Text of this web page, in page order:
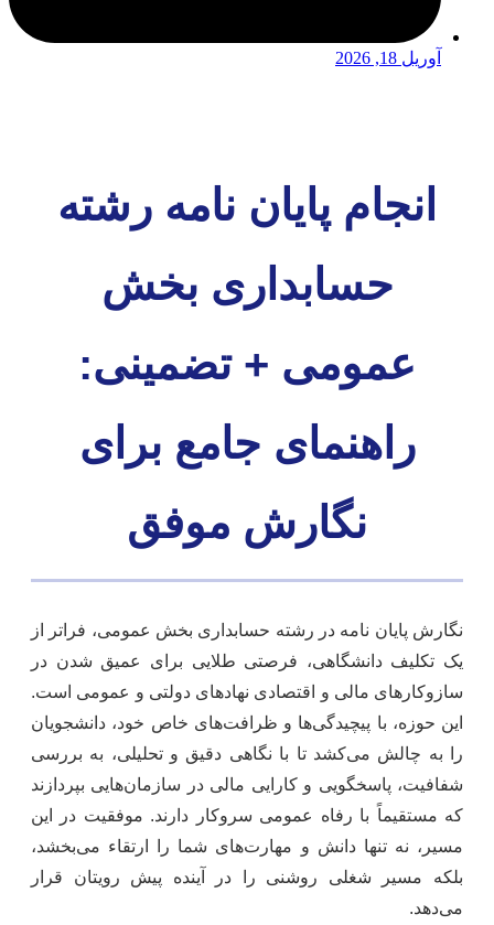
آوریل 18, 2026
انجام پایان نامه رشته
حسابداری بخش
عمومی + تضمینی:
راهنمای جامع برای
نگارش موفق
نگارش پایان نامه در رشته حسابداری بخش عمومی، فراتر از
یک تکلیف دانشگاهی، فرصتی طلایی برای عمیق شدن در
سازوکارهای مالی و اقتصادی نهادهای دولتی و عمومی است.
این حوزه، با پیچیدگی‌ها و ظرافت‌های خاص خود، دانشجویان
را به چالش می‌کشد تا با نگاهی دقیق و تحلیلی، به بررسی
شفافیت، پاسخگویی و کارایی مالی در سازمان‌هایی بپردازند
که مستقیماً با رفاه عمومی سروکار دارند. موفقیت در این
مسیر، نه تنها دانش و مهارت‌های شما را ارتقاء می‌بخشد،
بلکه مسیر شغلی روشنی را در آینده پیش رویتان قرار
می‌دهد.